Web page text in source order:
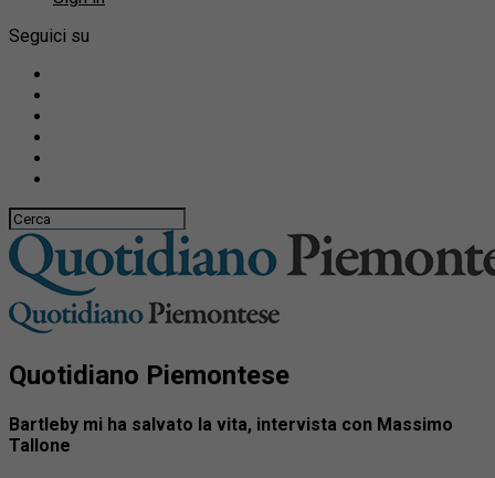
Seguici su
Quotidiano Piemontese
Bartleby mi ha salvato la vita, intervista con Massimo
Tallone